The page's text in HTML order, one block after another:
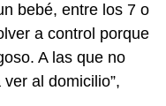
bebé, entre los 7 o
a control porque
A las que no
al domicilio”,